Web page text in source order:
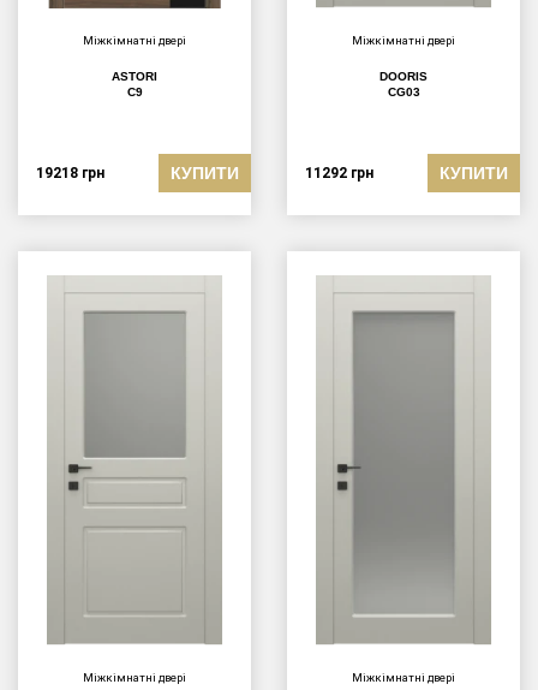
Міжкімнатні двері
ASTORI
C9
19218 грн КУПИТИ
Міжкімнатні двері
DOORIS
CG03
11292 грн КУПИТИ
Міжкімнатні двері Міжкімнатні двері